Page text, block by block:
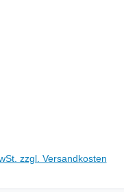
zzgl. Versandkosten